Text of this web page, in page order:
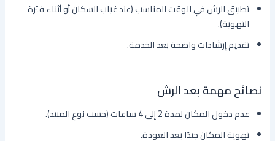
تطبيق الرش في الوقت المناسب (عند غياب السكان أو أثناء فترة
التهوية).
تقديم إرشادات واضحة بعد الخدمة.
نصائح مهمة بعد الرش
عدم دخول المكان لمدة 2 إلى 4 ساعات (حسب نوع المبيد).
تهوية المكان جيدًا بعد العودة.